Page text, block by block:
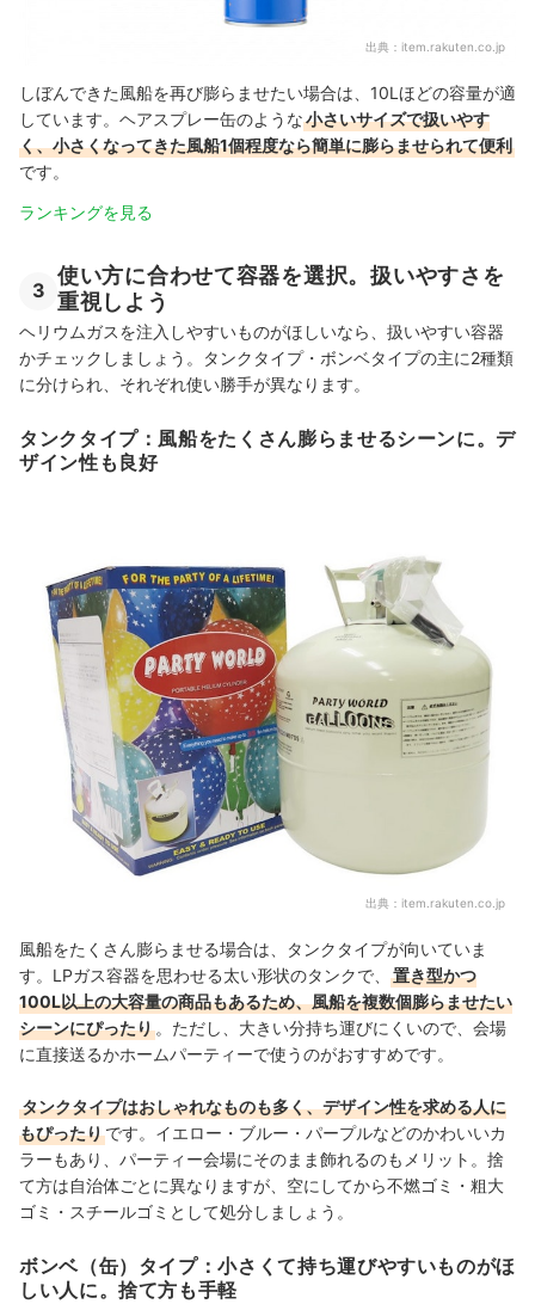
出典： item.rakuten.co.jp
しぼんできた風船を再び膨らませたい場合は、10Lほどの容量が適
しています。ヘアスプレー缶のような小さいサイズで扱いやす
く、小さくなってきた風船1個程度なら簡単に膨らませられて便利
です。
ランキングを見る
3
使い方に合わせて容器を選択。扱いやすさを
重視しよう
ヘリウムガスを注入しやすいものがほしいなら、扱いやすい容器
かチェックしましょう。タンクタイプ・ボンベタイプの主に2種類
に分けられ、それぞれ使い勝手が異なります。
タンクタイプ：風船をたくさん膨らませるシーンに。デ
ザイン性も良好
出典： item.rakuten.co.jp
風船をたくさん膨らませる場合は、タンクタイプが向いていま
す。LPガス容器を思わせる太い形状のタンクで、
置き型かつ
100L以上の大容量の商品もあるため、風船を複数個膨らませたい
シーンにぴったり。ただし、大きい分持ち運びにくいので、会場
に直接送るかホームパーティーで使うのがおすすめです。
タンクタイプはおしゃれなものも多く、デザイン性を求める人に
もぴったりです。イエロー・ブルー・パープルなどのかわいいカ
ラーもあり、パーティー会場にそのまま飾れるのもメリット。捨
て方は自治体ごとに異なりますが、空にしてから不燃ゴミ・粗大
ゴミ・スチールゴミとして処分しましょう。
ボンベ（缶）タイプ：小さくて持ち運びやすいものがほ
しい人に。捨て方も手軽